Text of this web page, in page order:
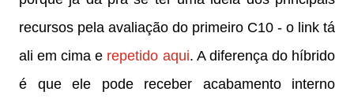
recursos pela avaliação do primeiro C10 - o link tá
ali em cima e repetido aqui. A diferença do híbrido
é que ele pode receber acabamento interno